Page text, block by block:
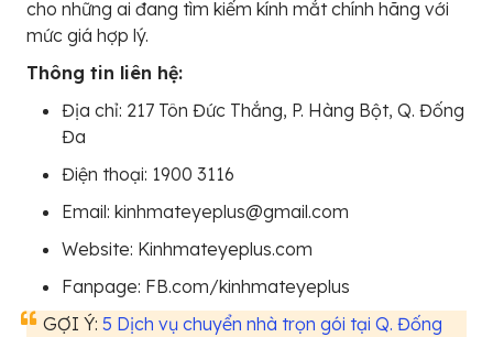
cho những ai đang tìm kiếm kính mắt chính hãng với
mức giá hợp lý.
Thông tin liên hệ:
Địa chỉ: 217 Tôn Đức Thắng, P. Hàng Bột, Q. Đống
Đa
Điện thoại: 1900 3116
Email: kinhmateyeplus@gmail.com
Website: Kinhmateyeplus.com
Fanpage: FB.com/kinhmateyeplus
GỢI Ý: 5 Dịch vụ chuyển nhà trọn gói tại Q. Đống